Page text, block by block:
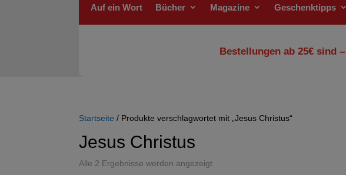
Auf ein Wort Bücher Magazine Geschenktipps
Bestellungen ab 25€ sind
Startseite / Produkte verschlagwortet mit „Jesus Christus“
Jesus Christus
Alle 2 Ergebnisse werden angezeigt